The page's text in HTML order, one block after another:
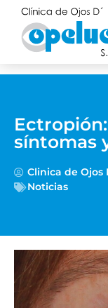
síntomas
Clinica de Ojos
Noticias